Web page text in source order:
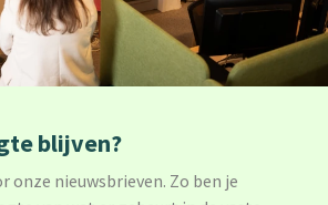
blijven?
onze nieuwsbrieven. Zo ben je